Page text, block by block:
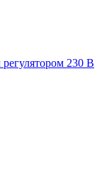
230 В